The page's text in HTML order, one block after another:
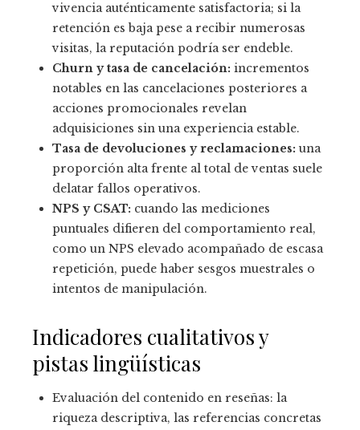
vivencia auténticamente satisfactoria; si la
retención es baja pese a recibir numerosas
visitas, la reputación podría ser endeble.
Churn y tasa de cancelación: incrementos
notables en las cancelaciones posteriores a
acciones promocionales revelan
adquisiciones sin una experiencia estable.
Tasa de devoluciones y reclamaciones: una
proporción alta frente al total de ventas suele
delatar fallos operativos.
NPS y CSAT: cuando las mediciones
puntuales difieren del comportamiento real,
como un NPS elevado acompañado de escasa
repetición, puede haber sesgos muestrales o
intentos de manipulación.
Indicadores cualitativos y
pistas lingüísticas
Evaluación del contenido en reseñas: la
riqueza descriptiva, las referencias concretas